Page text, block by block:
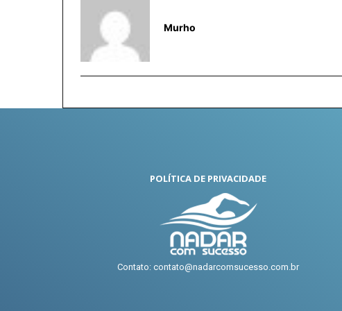
Murho
POLÍTICA DE PRIVACIDADE
Contato: contato@nadarcomsucesso.com.br